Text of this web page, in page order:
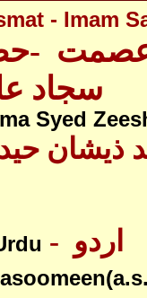
- Imam
-
سجاد
Syed